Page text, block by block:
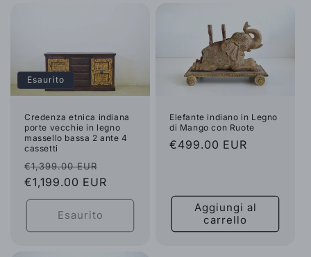
Esaurito
Credenza etnica indiana
porte vecchie in legno
massello bassa 2 ante 4
cassetti
Prezzo
di
listino
€1,399.00 EUR
scontato
€1,199.00 EUR
Esaurito
Elefante indiano in Legno
di Mango con Ruote
Prezzo
€499.00 EUR
Aggiungi al
carrello